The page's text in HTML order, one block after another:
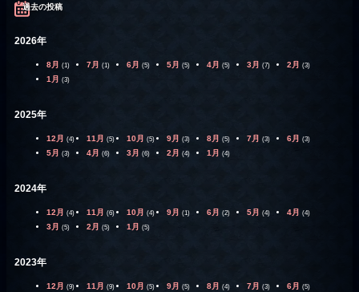
過去の投稿
2026年
8月 (1) 7月 (1) 6月 (5) 5月 (5) 4月 (5) 3月 (7) 2月 (3)
1月 (3)
2025年
12月 (4) 11月 (5) 10月 (5) 9月 (3) 8月 (5) 7月 (3) 6月 (3)
5月 (3) 4月 (6) 3月 (6) 2月 (4) 1月 (4)
2024年
12月 (4) 11月 (6) 10月 (4) 9月 (1) 6月 (2) 5月 (4) 4月 (4)
3月 (5) 2月 (5) 1月 (5)
2023年
12月 (9) 11月 (9) 10月 (5) 9月 (5) 8月 (4) 7月 (3) 6月 (5)